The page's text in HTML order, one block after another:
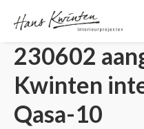
230602
Kwinten
Qasa-10